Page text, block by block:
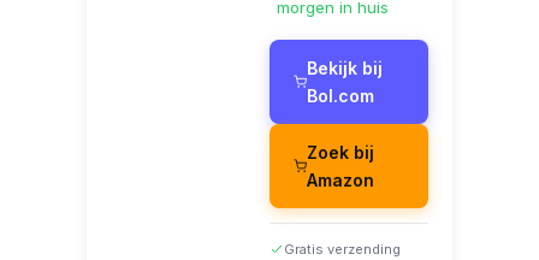
morgen in huis
Bekijk bij
Bol.com
Zoek bij
Amazon
Gratis verzending